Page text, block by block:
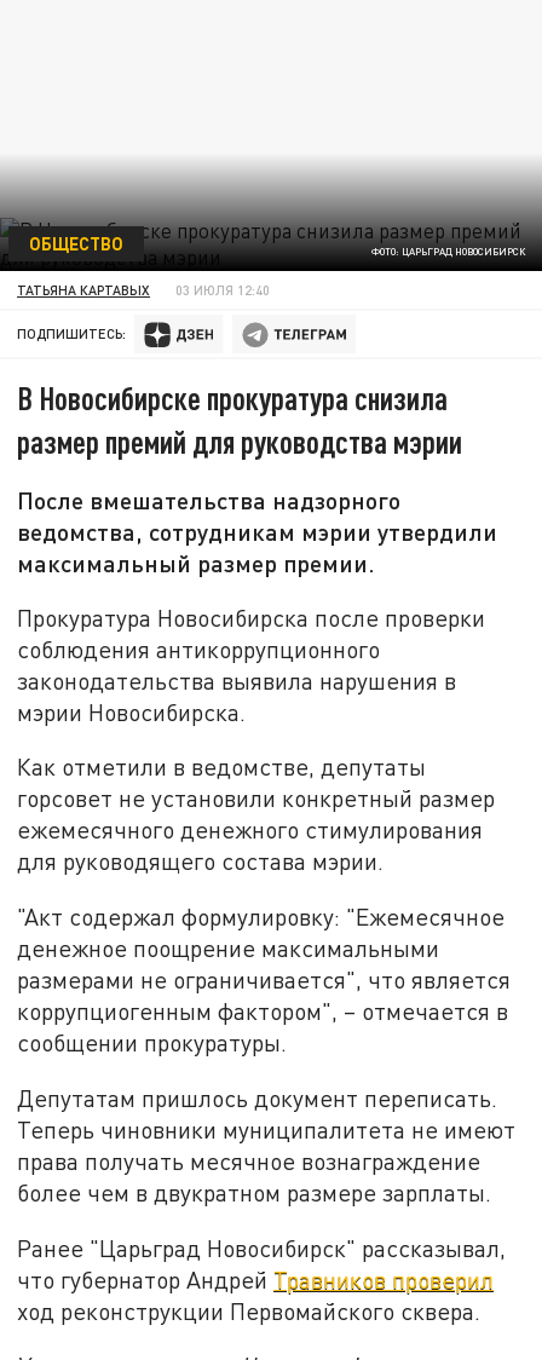
ФОТО: ЦАРЬГРАД НОВОСИБИРСК
ОБЩЕСТВО
ТАТЬЯНА КАРТАВЫХ 03 ИЮЛЯ 12:40
ПОДПИШИТЕСЬ:
В Новосибирске прокуратура снизила
размер премий для руководства мэрии
После вмешательства надзорного
ведомства, сотрудникам мэрии утвердили
максимальный размер премии.
Прокуратура Новосибирска после проверки
соблюдения антикоррупционного
законодательства выявила нарушения в
мэрии Новосибирска.
Как отметили в ведомстве, депутаты
горсовет не установили конкретный размер
ежемесячного денежного стимулирования
для руководящего состава мэрии.
"Акт содержал формулировку: "Ежемесячное
денежное поощрение максимальными
размерами не ограничивается", что является
коррупциогенным фактором", – отмечается в
сообщении прокуратуры.
Депутатам пришлось документ переписать.
Теперь чиновники муниципалитета не имеют
права получать месячное вознаграждение
более чем в двукратном размере зарплаты.
Ранее "Царьград Новосибирск" рассказывал,
что губернатор Андрей Травников проверил
ход реконструкции Первомайского сквера.